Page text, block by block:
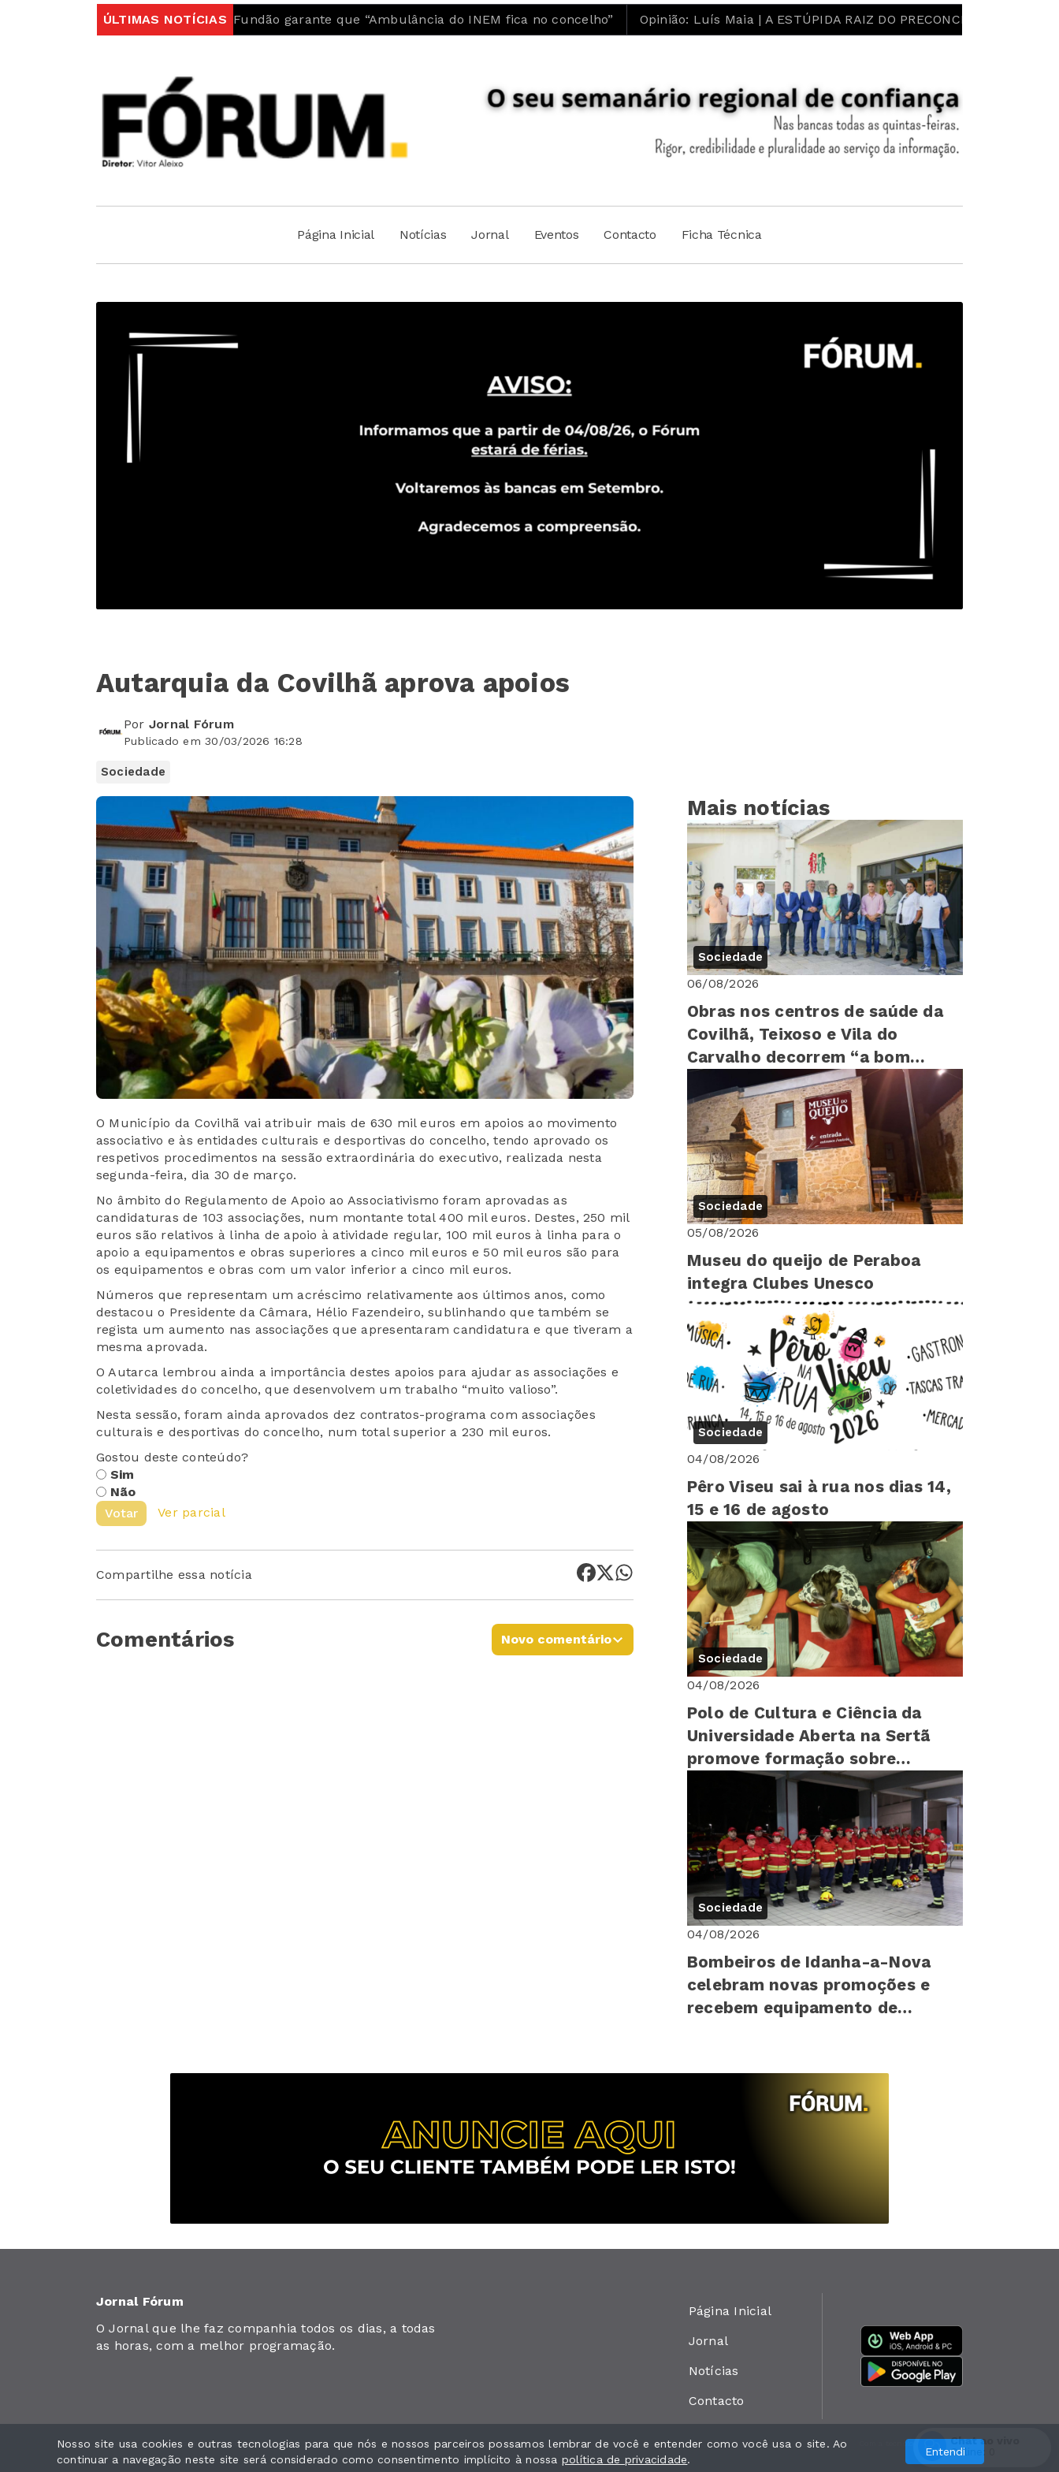
ÚLTIMAS NOTÍCIAS
Autarquia do Fundão garante que “Ambulância do INEM fica no concelho” Opinião: Luís Maia | A ESTÚPIDA RAIZ DO PRECONCEITO E DO ESTEREÓTIPO!
Página Inicial Notícias Jornal Eventos Contacto Ficha Técnica
Autarquia da Covilhã aprova apoios
Por Jornal Fórum
Publicado em 30/03/2026 16:28
Sociedade
O Município da Covilhã vai atribuir mais de 630 mil euros em apoios ao movimento
associativo e às entidades culturais e desportivas do concelho, tendo aprovado os
respetivos procedimentos na sessão extraordinária do executivo, realizada nesta
segunda-feira, dia 30 de março.
No âmbito do Regulamento de Apoio ao Associativismo foram aprovadas as
candidaturas de 103 associações, num montante total 400 mil euros. Destes, 250 mil
euros são relativos à linha de apoio à atividade regular, 100 mil euros à linha para o
apoio a equipamentos e obras superiores a cinco mil euros e 50 mil euros são para
os equipamentos e obras com um valor inferior a cinco mil euros.
Números que representam um acréscimo relativamente aos últimos anos, como
destacou o Presidente da Câmara, Hélio Fazendeiro, sublinhando que também se
regista um aumento nas associações que apresentaram candidatura e que tiveram a
mesma aprovada.
O Autarca lembrou ainda a importância destes apoios para ajudar as associações e
coletividades do concelho, que desenvolvem um trabalho “muito valioso”.
Nesta sessão, foram ainda aprovados dez contratos-programa com associações
culturais e desportivas do concelho, num total superior a 230 mil euros.
Gostou deste conteúdo?
Sim
Não
Votar
Ver parcial
Compartilhe essa notícia
Comentários Novo comentário
Mais notícias
Sociedade
06/08/2026
Obras nos centros de saúde da
Covilhã, Teixoso e Vila do
Carvalho decorrem “a bom
Sociedade
05/08/2026
Museu do queijo de Peraboa
integra Clubes Unesco
Sociedade
04/08/2026
Pêro Viseu sai à rua nos dias 14,
15 e 16 de agosto
Sociedade
04/08/2026
Polo de Cultura e Ciência da
Universidade Aberta na Sertã
promove formação sobre
direitos humanos para mais de
Sociedade
04/08/2026
Bombeiros de Idanha-a-Nova
celebram novas promoções e
recebem equipamento de
Jornal Fórum
O Jornal que lhe faz companhia todos os dias, a todas
as horas, com a melhor programação.
Página Inicial
Jornal
Notícias
Contacto
Jornal Fórum. Todos os direitos reservados. Com a tecnologia
Nosso site usa cookies e outras tecnologias para que nós e nossos parceiros possamos lembrar de você e entender como você usa o site. Ao
continuar a navegação neste site será considerado como consentimento implícito à nossa política de privacidade.
Entendi
Chat ao vivo
Online: